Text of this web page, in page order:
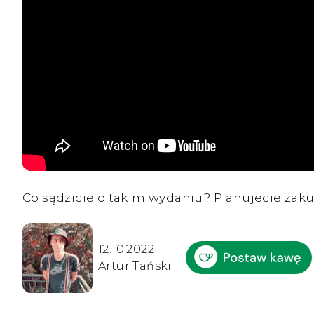
Co sądzicie o takim wydaniu? Planujecie
12.10.2022
Artur Tański